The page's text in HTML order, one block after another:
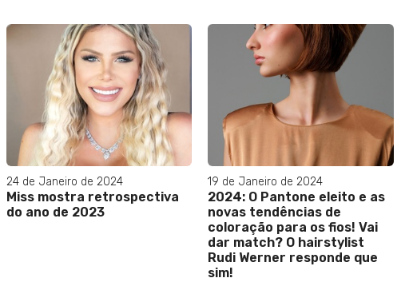
24 de Janeiro de 2024
Miss mostra retrospectiva
do ano de 2023
19 de Janeiro de 2024
2024: O Pantone eleito e as
novas tendências de
coloração para os fios! Vai
dar match? O hairstylist
Rudi Werner responde que
sim!